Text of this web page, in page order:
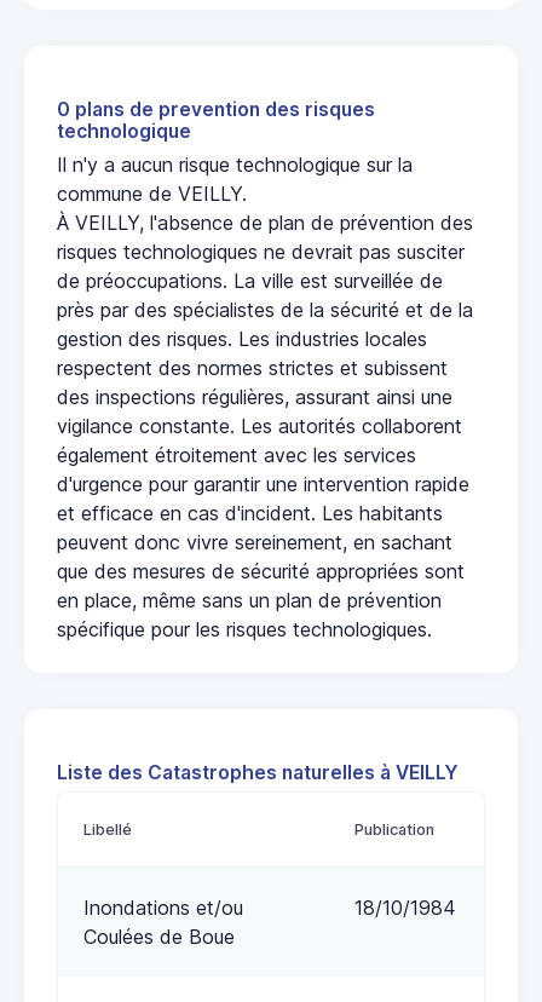
0 plans de prevention des risques
technologique
Il n'y a aucun risque technologique sur la
commune de VEILLY.
À VEILLY, l'absence de plan de prévention des
risques technologiques ne devrait pas susciter
de préoccupations. La ville est surveillée de
près par des spécialistes de la sécurité et de la
gestion des risques. Les industries locales
respectent des normes strictes et subissent
des inspections régulières, assurant ainsi une
vigilance constante. Les autorités collaborent
également étroitement avec les services
d'urgence pour garantir une intervention rapide
et efficace en cas d'incident. Les habitants
peuvent donc vivre sereinement, en sachant
que des mesures de sécurité appropriées sont
en place, même sans un plan de prévention
spécifique pour les risques technologiques.
Liste des Catastrophes naturelles à VEILLY
Libellé Publication
Inondations et/ou
Coulées de Boue
18/10/1984